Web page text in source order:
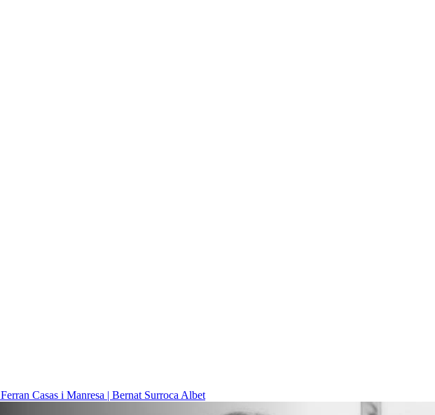
Ferran Casas i Manresa | Bernat Surroca Albet